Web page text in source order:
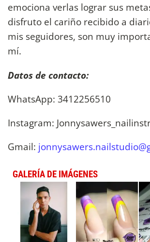
emociona verlas lograr sus
disfruto el cariño recibido a
mis seguidores, son muy
mí.
Datos de contacto:
WhatsApp: 3412256510
Instagram:
Gmail:
GALERÍA DE IMÁGENES